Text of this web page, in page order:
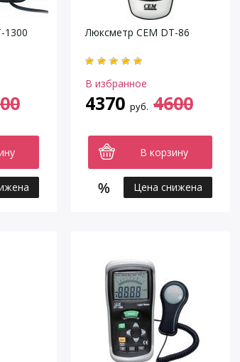
1300 Люксметр CEM DT-86
В избранное
4370 руб. 4600
В корзину
Цена снижена